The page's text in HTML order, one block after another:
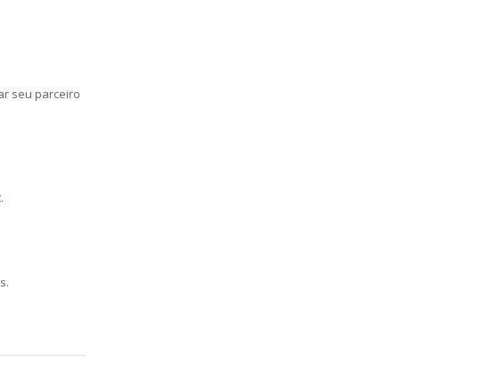
seu parceiro